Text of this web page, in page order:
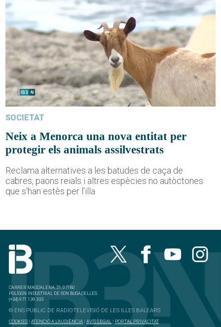
SOCIETAT
Neix a Menorca una nova entitat per
protegir els animals assilvestrats
Reclama alternatives a les batudes de caça de
cabres, paons reials i altres espècies no autòctones
que s'han estès per l'illa
CARRER MAGDALENA, 21, 07180
POLÍGON INDUSTRIAL DE SON BUGADELLES
(+34) 971 139 333
© ENS PÚBLIC DE RADIOTELEVISIÓ DE LES ILLES BALEARS
COOKIES |ATENCIÓ A L'AUDIÈNCIA |AVÍS LEGAL | PORTAL PRIVACITAT